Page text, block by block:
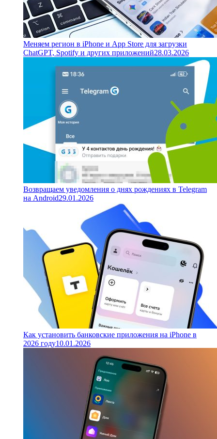
Меняем регион в iPhone и App Store для загрузки
ChatGPT, Spotify и других приложений28.03.2026
Возвращаем уведомления о днях рождениях в Telegram
на Android29.01.2026
Как установить банковские приложения на iPhone в
2026 году10.01.2026